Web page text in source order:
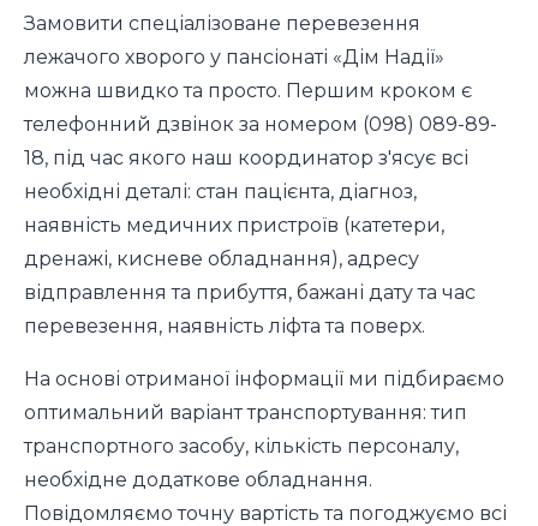
Замовити спеціалізоване перевезення
лежачого хворого у пансіонаті «Дім Надії»
можна швидко та просто. Першим кроком є
телефонний дзвінок за номером (098) 089-89-
18, під час якого наш координатор з'ясує всі
необхідні деталі: стан пацієнта, діагноз,
наявність медичних пристроїв (катетери,
дренажі, кисневе обладнання), адресу
відправлення та прибуття, бажані дату та час
перевезення, наявність ліфта та поверх.
На основі отриманої інформації ми підбираємо
оптимальний варіант транспортування: тип
транспортного засобу, кількість персоналу,
необхідне додаткове обладнання.
Повідомляємо точну вартість та погоджуємо всі